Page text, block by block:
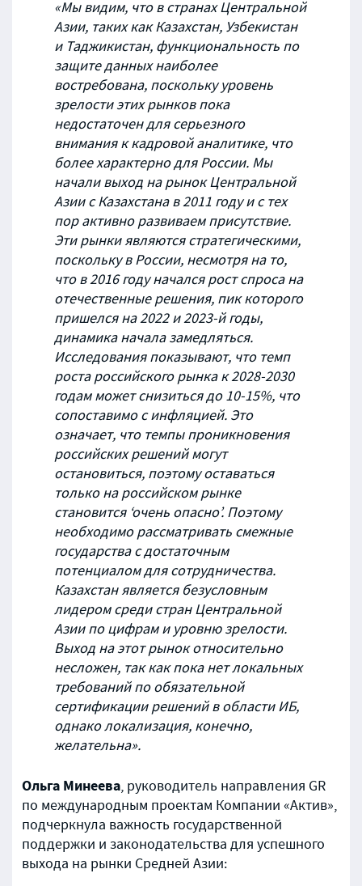
«Мы видим, что в странах Центральной
Азии, таких как Казахстан, Узбекистан
и Таджикистан, функциональность по
защите данных наиболее
востребована, поскольку уровень
зрелости этих рынков пока
недостаточен для серьезного
внимания к кадровой аналитике, что
более характерно для России. Мы
начали выход на рынок Центральной
Азии с Казахстана в 2011 году и с тех
пор активно развиваем присутствие.
Эти рынки являются стратегическими,
поскольку в России, несмотря на то,
что в 2016 году начался рост спроса на
отечественные решения, пик которого
пришелся на 2022 и 2023-й годы,
динамика начала замедляться.
Исследования показывают, что темп
роста российского рынка к 2028-2030
годам может снизиться до 10-15%, что
сопоставимо с инфляцией. Это
означает, что темпы проникновения
российских решений могут
остановиться, поэтому оставаться
только на российском рынке
становится ‘очень опасно’. Поэтому
необходимо рассматривать смежные
государства с достаточным
потенциалом для сотрудничества.
Казахстан является безусловным
лидером среди стран Центральной
Азии по цифрам и уровню зрелости.
Выход на этот рынок относительно
несложен, так как пока нет локальных
требований по обязательной
сертификации решений в области ИБ,
однако локализация, конечно,
желательна».
Ольга Минеева, руководитель направления GR
по международным проектам Компании «Актив»,
подчеркнула важность государственной
поддержки и законодательства для успешного
выхода на рынки Средней Азии: